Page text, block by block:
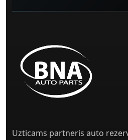
Uzticams partneris auto